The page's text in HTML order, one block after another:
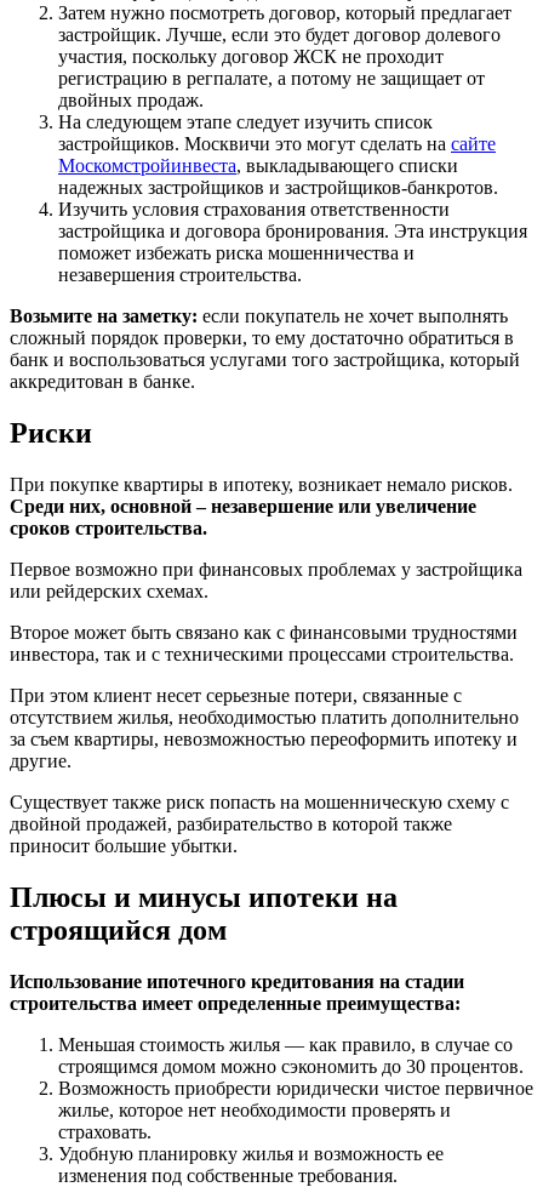
Затем нужно посмотреть договор, который предлагает
застройщик. Лучше, если это будет договор долевого
участия, поскольку договор ЖСК не проходит
регистрацию в регпалате, а потому не защищает от
двойных продаж.
На следующем этапе следует изучить список
застройщиков. Москвичи это могут сделать на сайте
Москомстройинвеста, выкладывающего списки
надежных застройщиков и застройщиков-банкротов.
Изучить условия страхования ответственности
застройщика и договора бронирования. Эта инструкция
поможет избежать риска мошенничества и
незавершения строительства.
Возьмите на заметку: если покупатель не хочет выполнять
сложный порядок проверки, то ему достаточно обратиться в
банк и воспользоваться услугами того застройщика, который
аккредитован в банке.
Риски
При покупке квартиры в ипотеку, возникает немало рисков.
Среди них, основной – незавершение или увеличение
сроков строительства.
Первое возможно при финансовых проблемах у застройщика
или рейдерских схемах.
Второе может быть связано как с финансовыми трудностями
инвестора, так и с техническими процессами строительства.
При этом клиент несет серьезные потери, связанные с
отсутствием жилья, необходимостью платить дополнительно
за съем квартиры, невозможностью переоформить ипотеку и
другие.
Существует также риск попасть на мошенническую схему с
двойной продажей, разбирательство в которой также
приносит большие убытки.
Плюсы и минусы ипотеки на
строящийся дом
Использование ипотечного кредитования на стадии
строительства имеет определенные преимущества:
Меньшая стоимость жилья — как правило, в случае со
строящимся домом можно сэкономить до 30 процентов.
Возможность приобрести юридически чистое первичное
жилье, которое нет необходимости проверять и
страховать.
Удобную планировку жилья и возможность ее
изменения под собственные требования.